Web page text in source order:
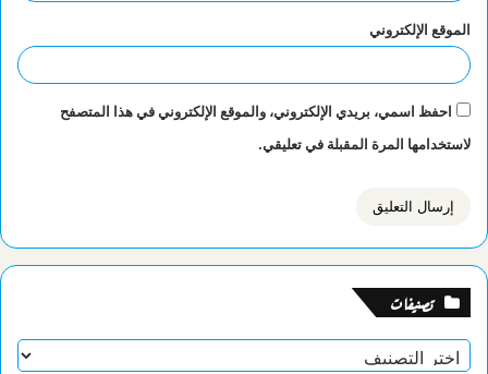
الموقع الإلكتروني
احفظ اسمي، بريدي الإلكتروني، والموقع الإلكتروني في هذا المتصفح
لاستخدامها المرة المقبلة في تعليقي.
تصنيفات
تصنيفات